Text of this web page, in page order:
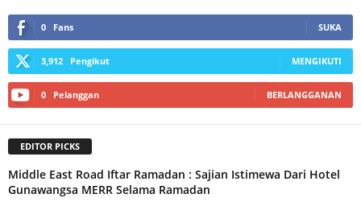
0 Fans SUKA
3,912 Pengikut MENGIKUTI
0 Pelanggan BERLANGGANAN
EDITOR PICKS
Middle East Road Iftar Ramadan : Sajian Istimewa Dari Hotel
Gunawangsa MERR Selama Ramadan